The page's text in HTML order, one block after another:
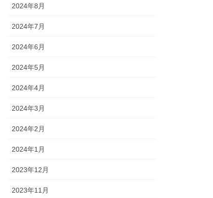
2024年8月
2024年7月
2024年6月
2024年5月
2024年4月
2024年3月
2024年2月
2024年1月
2023年12月
2023年11月